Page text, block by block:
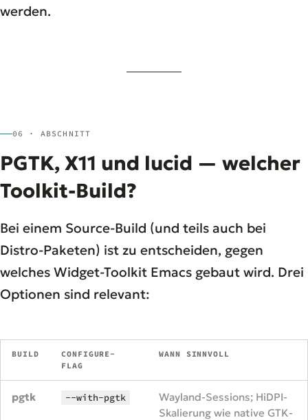
werden.
06 · ABSCHNITT
PGTK, X11 und lucid — welcher
Toolkit-Build?
Bei einem Source-Build (und teils auch bei
Distro-Paketen) ist zu entscheiden, gegen
welches Widget-Toolkit Emacs gebaut wird. Drei
Optionen sind relevant:
BUILD
CONFIGURE-
FLAG
WANN SINNVOLL
pgtk --with-pgtk
Wayland-Sessions; HiDPI-
Skalierung wie native GTK-